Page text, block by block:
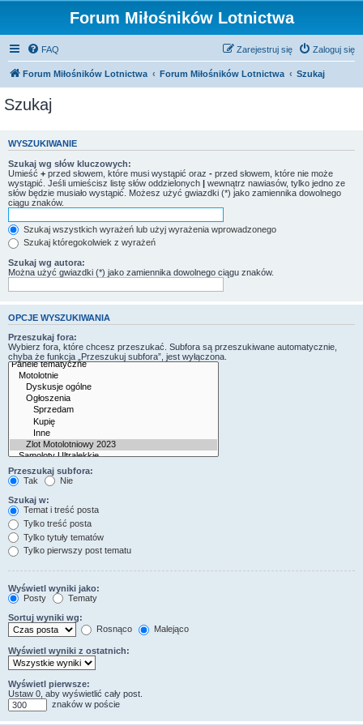
Forum Miłośników Lotnictwa
FAQ Zaloguj się
Zarejestruj się
Forum Miłośników Lotnictwa Forum Miłośników Lotnictwa Szukaj
Szukaj
WYSZUKIWANIE
Szukaj wg słów kluczowych:
Umieść + przed słowem, które musi wystąpić oraz - przed słowem, które nie może
wystąpić. Jeśli umieścisz listę słów oddzielonych | wewnątrz nawiasów, tylko jedno ze
słów będzie musiało wystąpić. Możesz użyć gwiazdki (*) jako zamiennika dowolnego
ciągu znaków.
Szukaj wszystkich wyrażeń lub użyj wyrażenia wprowadzonego
Szukaj któregokolwiek z wyrażeń
Szukaj wg autora:
Można użyć gwiazdki (*) jako zamiennika dowolnego ciągu znaków.
OPCJE WYSZUKIWANIA
Przeszukaj fora:
Wybierz fora, które chcesz przeszukać. Subfora są przeszukiwane automatycznie,
chyba że funkcja „Przeszukuj subfora”, jest wyłączona.
Przeszukaj subfora:
Tak
Nie
Szukaj w:
Temat i treść posta
Tylko treść posta
Tylko tytuły tematów
Tylko pierwszy post tematu
Wyświetl wyniki jako:
Posty
Tematy
Sortuj wyniki wg:
Rosnąco
Malejąco
Wyświetl wyniki z ostatnich:
Wyświetl pierwsze:
Ustaw 0, aby wyświetlić cały post.
znaków w poście